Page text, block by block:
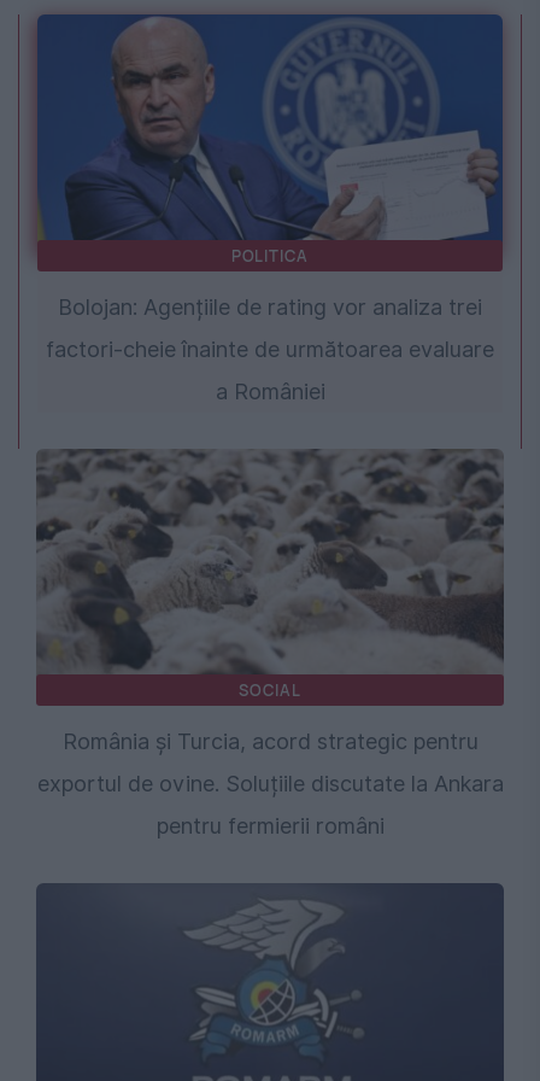
POLITICA
Bolojan: Agențiile de rating vor analiza trei
factori-cheie înainte de următoarea evaluare
a României
SOCIAL
România și Turcia, acord strategic pentru
exportul de ovine. Soluțiile discutate la Ankara
pentru fermierii români